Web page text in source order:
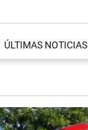
ÚLTIMAS NOTICIAS